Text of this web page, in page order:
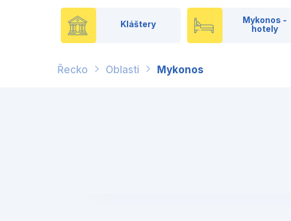
Kláštery
Mykonos -
hotely
Řecko Oblasti Mykonos